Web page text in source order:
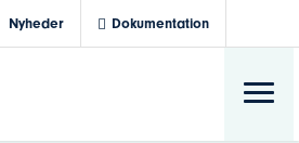
Nyheder Dokumentation